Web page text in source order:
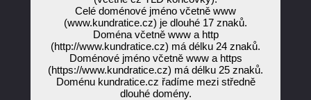
Celé doménové jméno včetně www
(www.kundratice.cz) je dlouhé 17 znaků.
Doména včetně www a http
(http://www.kundratice.cz) má délku 24 znaků.
Doménové jméno včetně www a https
(https://www.kundratice.cz) má délku 25 znaků.
Doménu kundratice.cz řadíme mezi středně
dlouhé domény.